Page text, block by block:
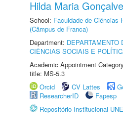
Hilda Maria
School: Faculdade de Ciências
(Câmpus de Franca)
Department: DEPARTAMENTO
CIÊNCIAS SOCIAIS E
Academic Appointment
title: MS-5.3
Orcid
CV Lattes
ResearcherID
Fapesp
Repositório Institucional